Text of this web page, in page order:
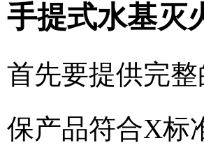
手提式水基灭
首先要提供完
保产品符合X标